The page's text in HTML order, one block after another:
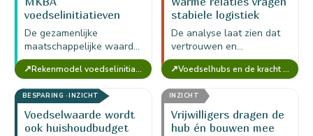
voedselinitiatieven
Amsterdam-Noord: 32
initiatieven samen
circa €15 miljoen
maatschappelijke
waarde per jaar
De gezamenlijke
maatschappelijke waarde
van tweeëndertig
voedselinitiatieven in
Amsterdam-Noord komt
uit op circa €15 miljoen
per jaar.
↗ Rekenmodel voedselinitiatief — MKBA Food (versie voor 1 initiatief)
stabiele logistiek
De analyse laat zien dat
vertrouwen en
toegankelijkheid sterk zijn,
maar duurzaam blijven
alleen als aanbod,
planning, koeling en
vervoer…
↗ Voedselhubs en de kracht van Voedselcirkel Amsterdam
BESPARING · INZICHT
Voedselwaarde wordt
ook huishoudbudget
INZICHT
Vrijwilligers dragen de
hub én bouwen mee